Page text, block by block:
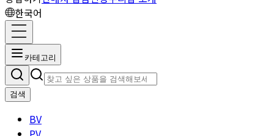
한국어
카테고리
검색
BV